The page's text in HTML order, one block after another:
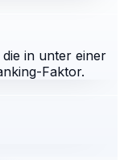
in unter einer
Faktor.